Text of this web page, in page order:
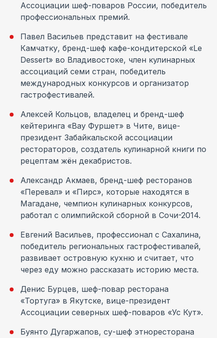
Ассоциации шеф-поваров России, победитель
профессиональных премий.
Павел Васильев представит на фестивале
Камчатку, бренд-шеф кафе-кондитерской «Le
Dessert» во Владивостоке, член кулинарных
ассоциаций семи стран, победитель
международных конкурсов и организатор
гастрофестивалей.
Алексей Кольцов, владелец и бренд-шеф
кейтеринга «Вау Фуршет» в Чите, вице-
президент Забайкальской ассоциации
рестораторов, создатель кулинарной книги по
рецептам жён декабристов.
Александр Акмаев, бренд-шеф ресторанов
«Перевал» и «Пирс», которые находятся в
Магадане, чемпион кулинарных конкурсов,
работал с олимпийской сборной в Сочи-2014.
Евгений Васильев, профессионал с Сахалина,
победитель региональных гастрофестивалей,
развивает островную кухню и считает, что
через еду можно рассказать историю места.
Денис Бурцев, шеф-повар ресторана
«Тортуга» в Якутске, вице-президент
Ассоциации северных шеф-поваров «Ус Кут».
Буянто Дугаржапов, су-шеф этноресторана